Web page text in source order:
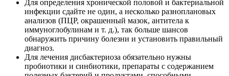
Для определения хронической половой и бактериальной
инфекции сдайте не один, а несколько разноплановых
анализов (ПЦР, окрашенный мазок, антитела к
иммуноглобулинам и т. д.), так больше шансов
обнаружить причину болезни и установить правильный
диагноз.
Для лечения дисбактериоза обязательно нужны
пробиотики и синбиотики, препараты с содержанием